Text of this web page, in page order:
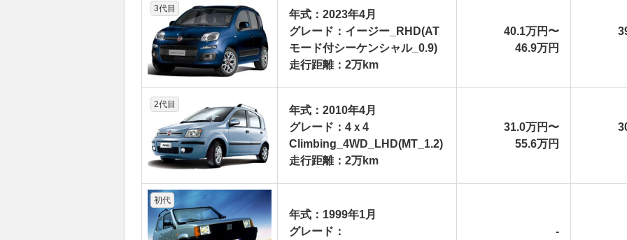
3代目
年式：2023年4月
グレード：イージー_RHD(AT
モード付シーケンシャル_0.9)
走行距離：2万km
40.1万円〜
46.9万円
2代目
年式：2010年4月
グレード：4ｘ4
Climbing_4WD_LHD(MT_1.2)
走行距離：2万km
31.0万円〜
55.6万円
初代
年式：1999年1月
グレード：
-